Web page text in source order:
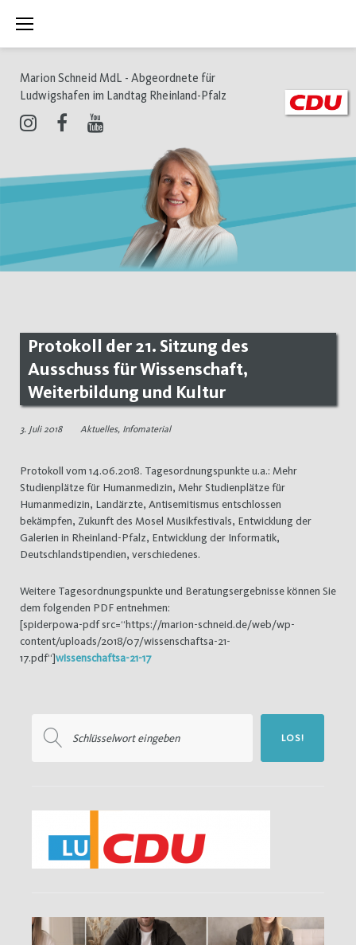
Inhalt
Marion Schneid MdL - Abgeordnete für
Ludwigshafen im Landtag Rheinland-Pfalz
Protokoll der 21. Sitzung des
Ausschuss für Wissenschaft,
Weiterbildung und Kultur
3. Juli 2018 Aktuelles, Infomaterial
Protokoll vom 14.06.2018. Tagesordnungspunkte u.a.: Mehr
Studienplätze für Humanmedizin, Mehr Studienplätze für
Humanmedizin, Landärzte, Antisemitismus entschlossen
bekämpfen, Zukunft des Mosel Musikfestivals, Entwicklung der
Galerien in Rheinland-Pfalz, Entwicklung der Informatik,
Deutschlandstipendien, verschiedenes.
Weitere Tagesordnungspunkte und Beratungsergebnisse können Sie
dem folgenden PDF entnehmen:
[spiderpowa-pdf src=“https://marion-schneid.de/web/wp-
content/uploads/2018/07/wissenschaftsa-21-
17.pdf“]wissenschaftsa-21-17
nach:
LOS!